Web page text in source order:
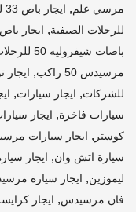
مرسي علم, ايجار باص 33 لرحلات مرسي مطروح
للرحلات الصيفية, ايجار
باصات شيفروليه 50 للرحلات
مرسيدس 50 راكب
, ايجار
للشركات, ايجار سيارات,
سيارات فاخرة, ايجار
كوستر , ايجار سيارات
سيارة اتش وان, ايجار
ليموزين, ايجار سيارة
فان مرسيدس, ايجار